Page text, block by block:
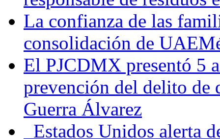
La confianza de las
consolidación de
El PJCDMX presentó 5
prevención del delito de
Guerra Álvarez
Estados Unidos alerta